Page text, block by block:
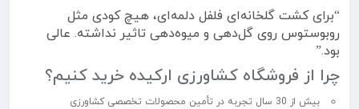
“برای کشت گلخانه‌ای فلفل دلمه‌ای، هیچ کودی مثل
روبوستوس روی گل‌دهی و میوه‌دهی تاثیر نداشته. عالی
بود.”
چرا از فروشگاه کشاورزی ارکیده خرید کنیم؟
بیش از 30 سال تجربه در تأمین محصولات تخصصی کشاورزی